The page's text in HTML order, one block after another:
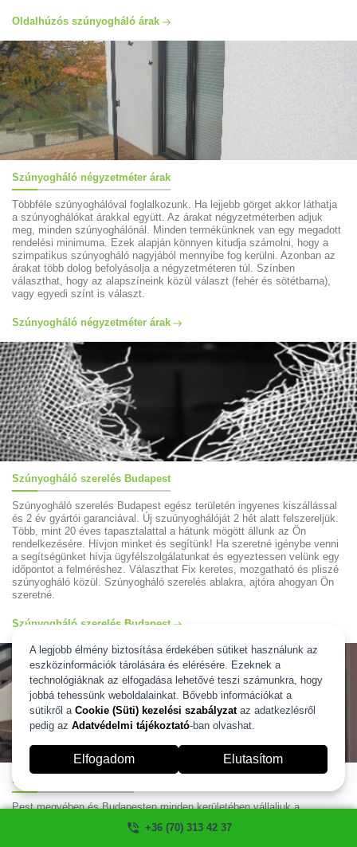
+36 (70) 313 42 37
Oldalhúzós szúnyogháló árak
Szúnyogháló négyzetméter árak
Többféle szúnyoghálóval foglalkozunk. Ha lejjebb görget akkor láthatja
a szúnyoghálókat árakkal együtt. Az árakat négyzetméterben adjuk
meg, minden szúnyoghálónál. Minden termékünknek van egy megadott
rendelési minimuma. Ezek alapján könnyen kitudja számolni, hogy a
szimpatikus szúnyogháló nagyjából mennyibe fog kerülni. Azonban az
árakat több dolog befolyásolja a négyzetméteren túl. Színben
választhat, hogy az alapszíneink közül választ (fehér és sötétbarna),
vagy egyedi színt is választ.
Szúnyogháló négyzetméter árak
Szúnyogháló szerelés Budapest
Szúnyogháló szerelés Budapest egész területén ingyenes kiszállással
és 2 év gyártói garanciával. Új szuúnyoghálóját 2 hét alatt felszereljük.
Több, mint 20 éves tapasztalattal a hátunk mögött állunk az Ön
rendelkezésére. Hívjon minket és segítünk! Ha szeretné igénybe venni
a segítségünket hívja ügyfélszolgálatunkat és egyeztessen velünk egy
időpontot a felméréshez. Választhat Fix keretes, mozgatható és pliszé
szúnyogháló közül. Szúnyogháló szerelés ablakra, ajtóra ahogyan Ön
szeretné.
Szúnyogháló szerelés Budapest
Szúnyogháló XII. kerület
Pest megyében és Budapesten minden kerületében vállaljuk a
szúnyogháló készítést és javítást. Többféle szúnyoghálót gyártunk,
ezekről, és áraikról lejjebb görgetve kaphat részletesebb információt.
A legjobb élmény biztosítása érdekében sütiket használunk az
eszközinformációk tárolására és elérésére. Ezeknek a
technológiáknak az elfogadása lehetővé teszi számunkra, hogy
jobbá tehessünk weboldalainkat. Bővebb információkat a
sütikről a Cookie (Süti) kezelési szabályzataz adatkezlésről
pedig az Adatvédelmi tájékoztató-ban olvashat.
Elfogadom Elutasítom